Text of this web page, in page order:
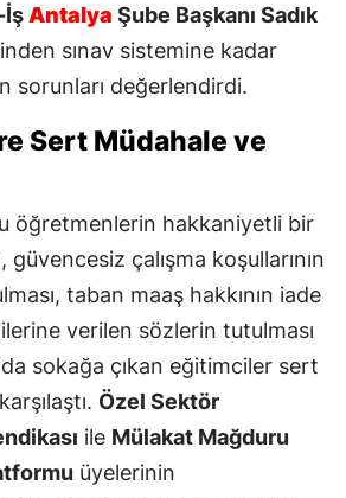
İşAntalya Şube Başkanı Sadık
sınav sistemine kadar
sorunları değerlendirdi.
Sert Müdahale ve
öğretmenlerin hakkaniyetli bir
güvencesiz çalışma koşullarının
taban maaş hakkının iade
verilen sözlerin tutulması
sokağa çıkan eğitimciler sert
Özel Sektör
ile Mülakat Mağduru
üyelerinin